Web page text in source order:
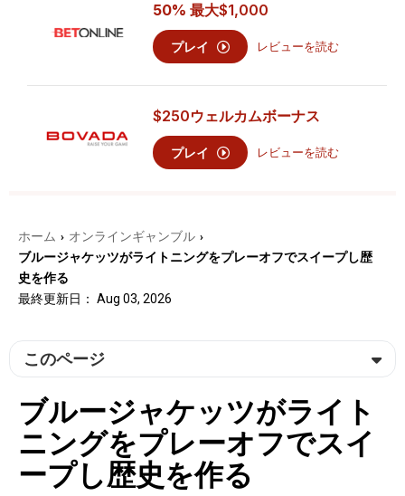
50% 最大$1,000
プレイ レビューを読む
$250ウェルカムボーナス
プレイ レビューを読む
ホーム › オンラインギャンブル ›
ブルージャケッツがライトニングをプレーオフでスイープし歴
史を作る
最終更新日： Aug 03, 2026
このページ
ブルージャケッツがライト
ニングをプレーオフでスイ
ープし歴史を作る